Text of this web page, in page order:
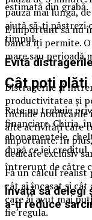
pauză mai lungă,
ajută să-ți păstrezi
timpul.
Evită
Distragerile și
productivitatea și
Închide notificările
alte activități care
importante. În
dedicate exclusiv
întrerupt de către
Învață să
a-ți reduce
estimată din grabă.
E important să nu
banca îți permite.
mare sau perioadă
Cât poți plăti
Rata nu trebuie
financiare. Chiria,
abonamentele,
după ce iei
Fă un calcul realist
cât ai încasat și
care ai avut mai
fie regula.